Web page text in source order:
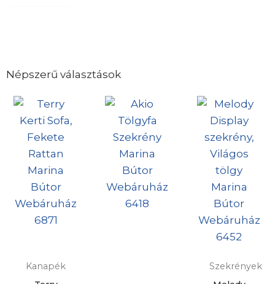
Népszerű választások
Kanapék
Szekrények